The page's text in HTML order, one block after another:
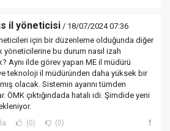
il yöneticisi/ 18/07/2024 07:36
için bir düzenleme olduğunda diğer
yöneticilerine bu durum nasıl izah
Aynı ilde görev yapan ME il müdürü
teknoloji il müdüründen daha yüksek bir
olacak. Sistemin ayarını tümden
ÖMK çıktığındada hatalı idi. Şimdide yeni
(0) (0)